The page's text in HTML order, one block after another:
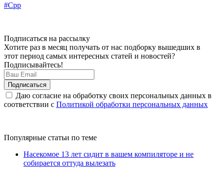
#Cpp
Подписаться на рассылку
Хотите раз в месяц получать от нас подборку вышедших в
этот период самых интересных статей и новостей?
Подписывайтесь!
Даю согласие на обработку своих персональных данных в
соответствии с Политикой обработки персональных данных
Популярные статьи по теме
Насекомое 13 лет сидит в вашем компиляторе и не
собирается оттуда вылезать